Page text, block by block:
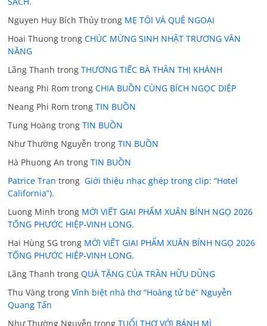
Nguyen Huy Bích Thủy trong MẸ TÔI VÀ QUÊ NGOẠI
Hoai Thuong trongCHÚC MỪNG SINH NHẬT TRƯƠNG VĂN
NĂNG
Lãng Thanh trongTHƯƠNG TIẾC BÀ THÂN THỊ KHÁNH
Neang Phi Rom trongCHIA BUỒN CÙNG BÍCH NGỌC DIỆP
Neang Phi Rom trongTIN BUỒN
Tung Hoàng trongTIN BUỒN
Như Thường Nguyễn trongTIN BUỒN
Hà Phuong An trongTIN BUỒN
Patrice Tran trong Giới thiệu nhạc ghép trong clip: “Hotel
California”).
Luong Minh trong MỜI VIẾT GIAI PHẨM XUÂN BÍNH NGỌ 2026
TỐNG PHƯỚC HIỆP-VINH LONG.
Hai Hùng SG trong MỜI VIẾT GIAI PHẨM XUÂN BÍNH NGỌ 2026
TỐNG PHƯỚC HIỆP-VINH LONG.
Lãng Thanh trongQUÀ TẶNG CỦA TRẦN HỮU DŨNG
Thu Vàng trongVĩnh biệt nhà thơ “Hoàng tử bé” Nguyễn
Quang Tấn
Như Thường Nguyễn trongTUỔI THƠ VỚI BÁNH MÌ